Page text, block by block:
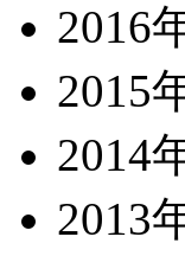
2016
2015
2014
2013